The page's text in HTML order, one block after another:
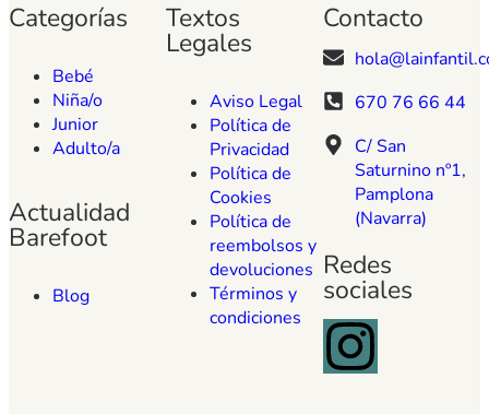
Categorías
Bebé
Niña/o
Junior
Adulto/a
Actualidad
Barefoot
Blog
Textos
Legales
Aviso Legal
Política de
Privacidad
Política de
Cookies
Política de
reembolsos y
devoluciones
Términos y
condiciones
Contacto
670 76 66 44
C/ San
Saturnino nº1,
Pamplona
(Navarra)
Redes
sociales